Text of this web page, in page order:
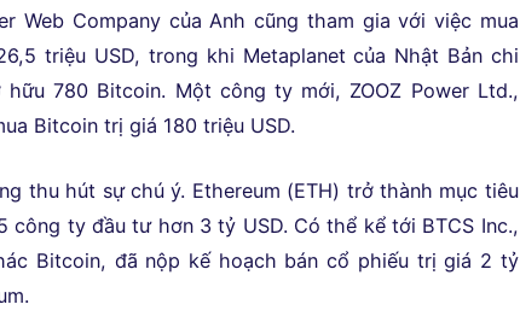
Web Company của Anh cũng tham gia với việc mua
triệu USD, trong khi Metaplanet của Nhật Bản chi
780 Bitcoin. Một công ty mới, ZOOZ Power Ltd.,
Bitcoin trị giá 180 triệu USD.
thu hút sự chú ý. Ethereum (ETH) trở thành mục tiêu
công ty đầu tư hơn 3 tỷ USD. Có thể kể tới BTCS Inc.,
Bitcoin, đã nộp kế hoạch bán cổ phiếu trị giá 2 tỷ